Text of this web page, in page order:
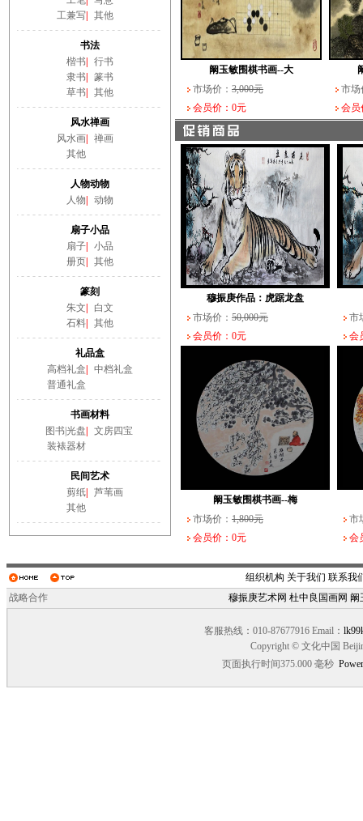
工兼写| 其他
书法
楷书
行书
隶书
篆书
草书
其他
风水禅画
风水画|
禅画
其他
人物动物
人物
动物
扇子小品
扇子|
小品
册页| 其他
篆刻
朱文
白文
石料| 其他
礼品盒
高档礼盒
中档礼盒
普通礼盒
书画材料
图书|光盘
文房四宝
装裱器材
民间艺术
剪纸|
芦苇画
其他
武长家书法作品（一）
10,000元
会员价：0元
阚玉敏围棋书画--纹
1,800元
会员价：0元
阚玉敏围棋书画--大
市场价： 3,000元
会员价：0元
市场
会员
穆振庚作品：虎踞龙盘
市场价： 50,000元
会员价：0元
市
会
阚玉敏围棋书画--梅
市场价： 1,800元
会员价：0元
市
会
组织机构 关于我们 联系我
战略合作
穆振庚艺术网 杜中良国画网 阚
客服热线：010-87677916 Email：
Copyright © 文化中国
页面执行时间375.000 毫秒